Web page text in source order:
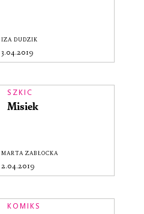
IZA DUDZIK
3.04.2019
SZKIC
Misiek
MARTA ZABŁOCKA
2.04.2019
KOMIKS